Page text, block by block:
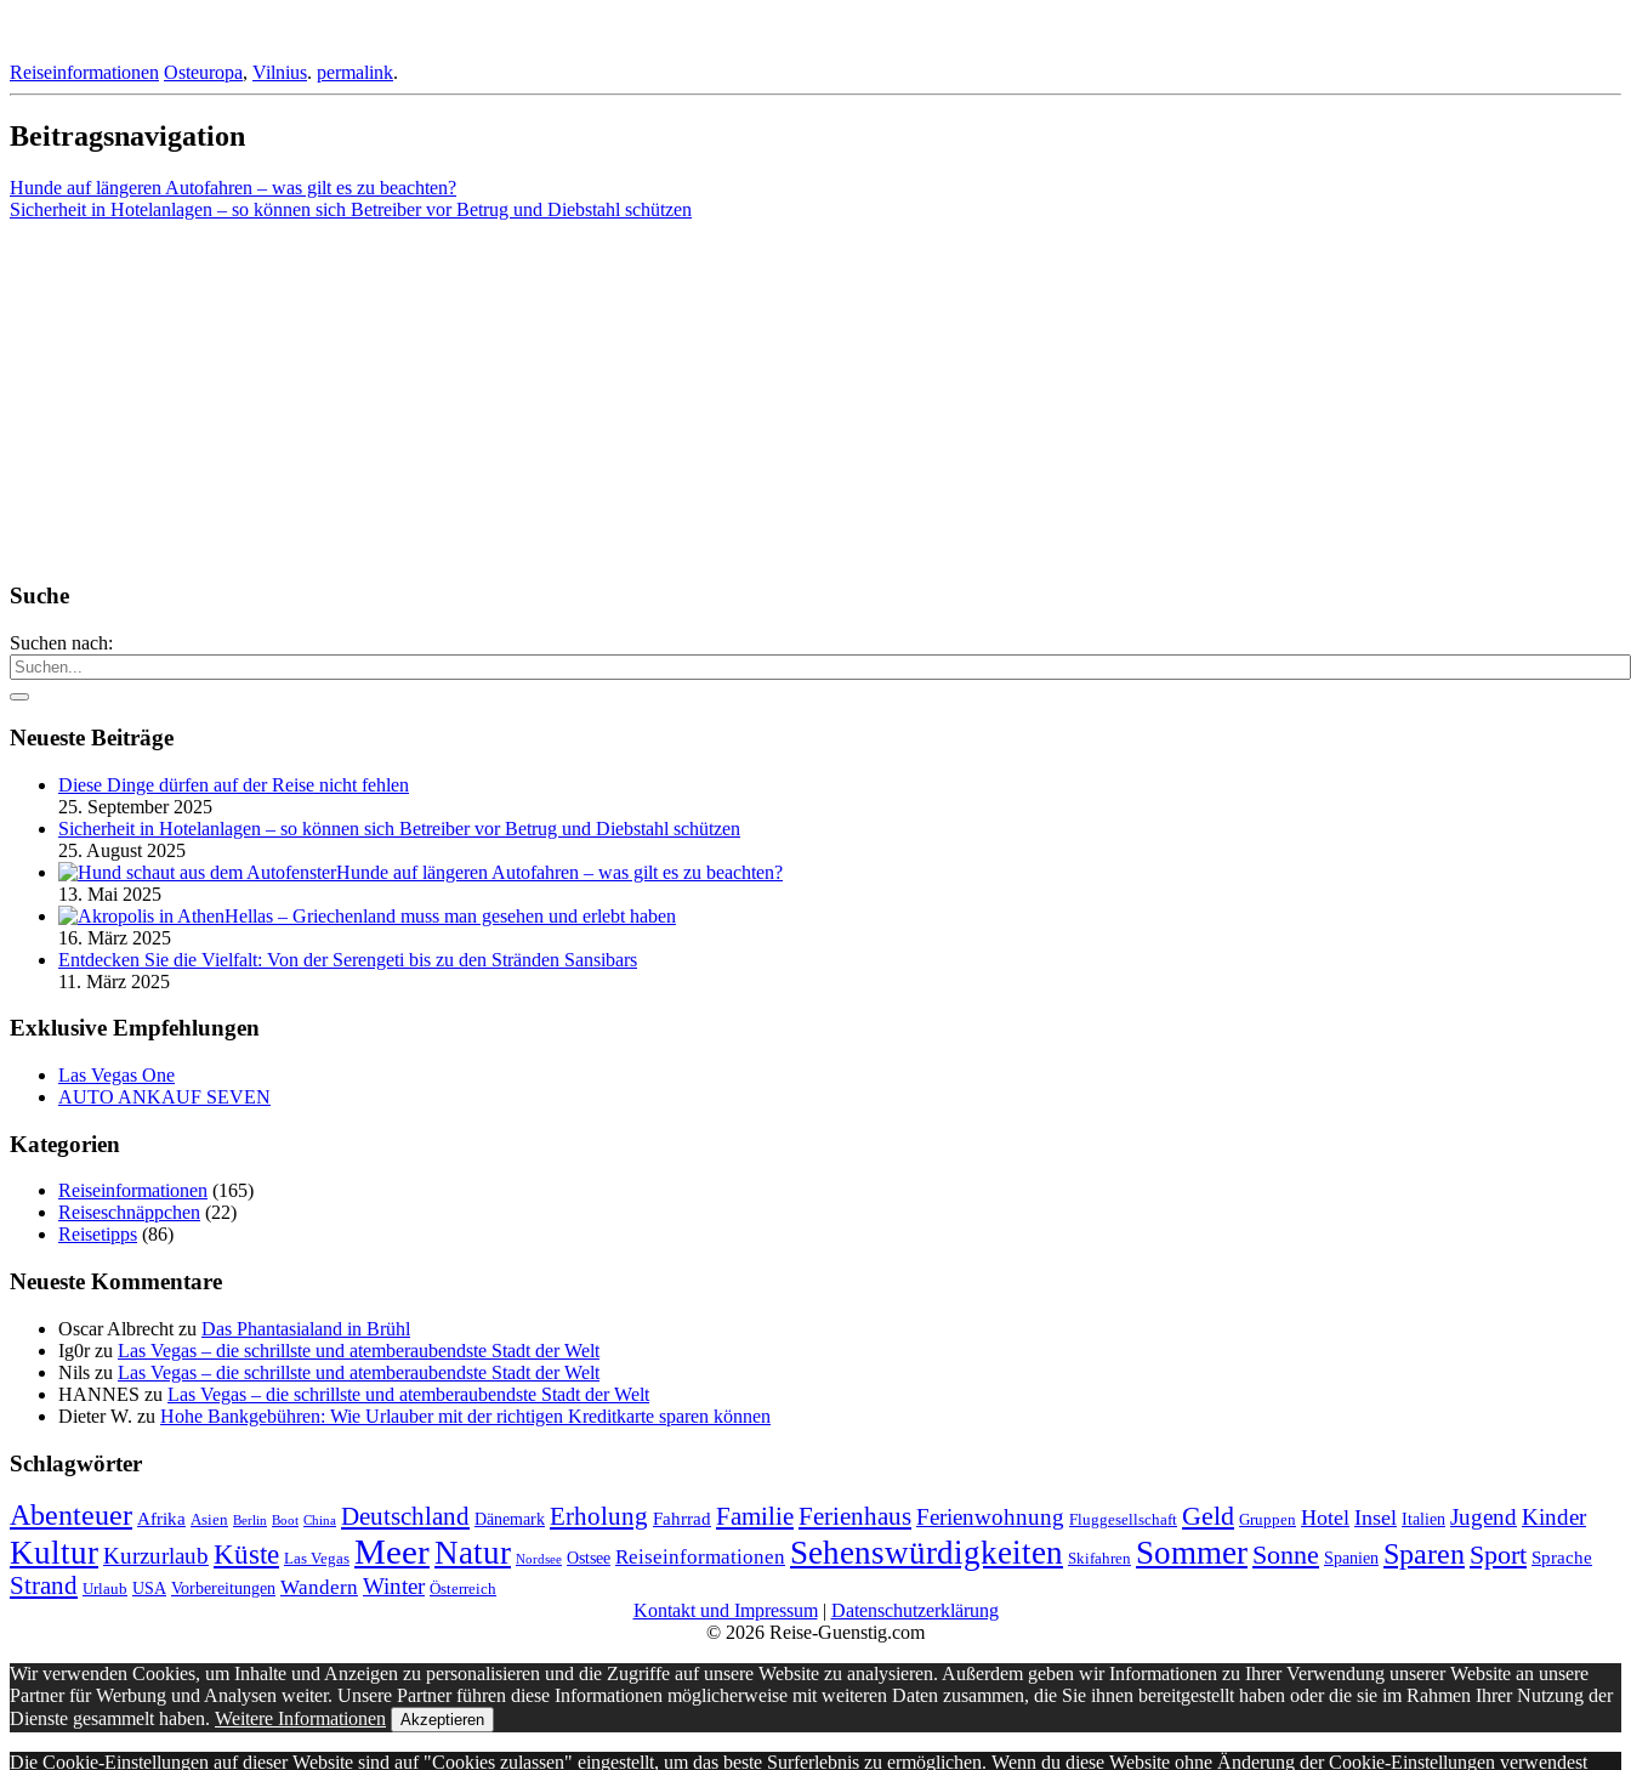
Reiseinformationen Osteuropa, Vilnius. permalink.
Beitragsnavigation
Hunde auf längeren Autofahren – was gilt es zu beachten?
Sicherheit in Hotelanlagen – so können sich Betreiber vor Betrug und Diebstahl schützen
Suche
Suchen nach:
Neueste Beiträge
Diese Dinge dürfen auf der Reise nicht fehlen
25. September 2025
Sicherheit in Hotelanlagen – so können sich Betreiber vor Betrug und Diebstahl schützen
25. August 2025
Hunde auf längeren Autofahren – was gilt es zu beachten?
13. Mai 2025
Hellas – Griechenland muss man gesehen und erlebt haben
16. März 2025
Entdecken Sie die Vielfalt: Von der Serengeti bis zu den Stränden Sansibars
11. März 2025
Exklusive Empfehlungen
Las Vegas One
AUTO ANKAUF SEVEN
Kategorien
Reiseinformationen (165)
Reiseschnäppchen (22)
Reisetipps (86)
Neueste Kommentare
Oscar Albrecht zu Das Phantasialand in Brühl
Ig0rzu Las Vegas – die schrillste und atemberaubendste Stadt der Welt
Nils zu Las Vegas – die schrillste und atemberaubendste Stadt der Welt
HANNES zu Las Vegas – die schrillste und atemberaubendste Stadt der Welt
Dieter W. zu Hohe Bankgebühren: Wie Urlauber mit der richtigen Kreditkarte sparen können
Schlagwörter
Abenteuer Afrika Asien Berlin Boot China Deutschland Dänemark Erholung Fahrrad FamilieFerienhausFerienwohnung Fluggesellschaft Geld Gruppen Hotel Insel Italien JugendKinder
KulturKurzurlaub Küste Las Vegas MeerNatur Nordsee Ostsee Reiseinformationen Sehenswürdigkeiten Skifahren Sommer Sonne Spanien Sparen Sport Sprache
Strand Urlaub USA Vorbereitungen Wandern Winter Österreich
Kontakt und Impressum| Datenschutzerklärung
© 2026 Reise-Guenstig.com
Wir verwenden Cookies, um Inhalte und Anzeigen zu personalisieren und die Zugriffe auf unsere Website zu analysieren. Außerdem geben wir Informationen zu Ihrer Verwendung unserer Website an unsere
Partner für Werbung und Analysen weiter. Unsere Partner führen diese Informationen möglicherweise mit weiteren Daten zusammen, die Sie ihnen bereitgestellt haben oder die sie im Rahmen Ihrer Nutzung der
Dienste gesammelt haben. Weitere Informationen Akzeptieren
Die Cookie-Einstellungen auf dieser Website sind auf "Cookies zulassen" eingestellt, um das beste Surferlebnis zu ermöglichen. Wenn du diese Website ohne Änderung der Cookie-Einstellungen verwendest